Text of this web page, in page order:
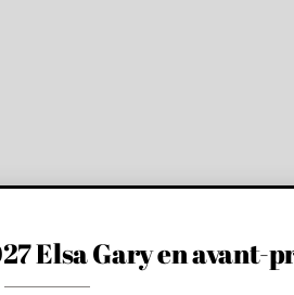
Elsa Gary en avant-